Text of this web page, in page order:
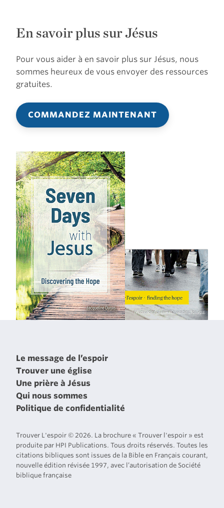
En savoir plus sur Jésus
Pour vous aider à en savoir plus sur Jésus, nous
sommes heureux de vous envoyer des ressources
gratuites.
COMMANDEZ MAINTENANT
Le message de l’espoir
Trouver une église
Une prière à Jésus
Qui nous sommes
Politique de confidentialité
Trouver L'espoir © 2026. La brochure « Trouver l'espoir » est
produite par HPI Publications. Tous droits réservés. Toutes les
citations bibliques sont issues de la Bible en Français courant,
nouvelle édition révisée 1997, avec l’autorisation de Société
biblique française